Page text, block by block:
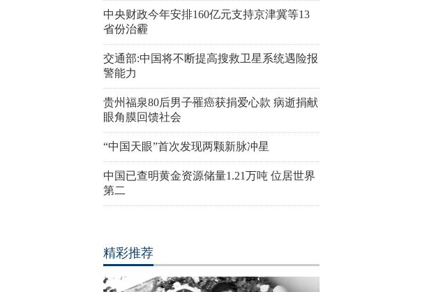
中央财政今年安排160亿元支持京津冀等13
省份治霾
交通部:中国将不断提高搜救卫星系统遇险报
警能力
贵州福泉80后男子罹癌获捐爱心款 病逝捐献
眼角膜回馈社会
“中国天眼”首次发现两颗新脉冲星
中国已查明黄金资源储量1.21万吨 位居世界
第二
精彩推荐